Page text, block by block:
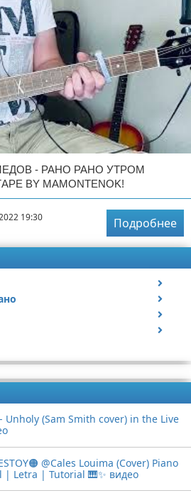
- РАНО РАНО УТРОМ
BY MAMONTENOK!
19:30
Подробнее
Unholy (Sam Smith cover) in the Live
@Cales Louima (Cover) Piano
| Letra | Tutorial 🎹✨ видео